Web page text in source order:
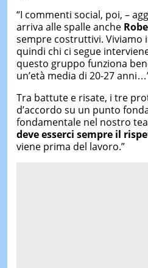
“I commenti social, poi, –
arriva alle spalle anche
sempre costruttivi. Viviamo
quindi chi ci segue
questo gruppo funziona
un’età media di 20-27
Tra battute e risate, i tre
d’accordo su un punto
fondamentale nel nostro
deve esserci sempre il
viene prima del lavoro.”